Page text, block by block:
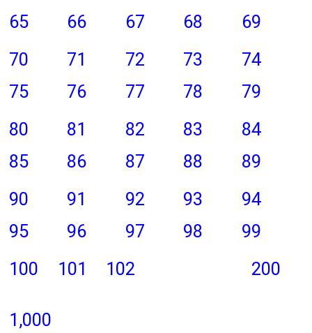
65
66 67 68
69
70
71 72 73
74
75
76 77 78
79
80
81 82 83
84
85
86 87 88
89
90
91 92 93
94
95
96 97 98
99
100
101 102 200
1,000